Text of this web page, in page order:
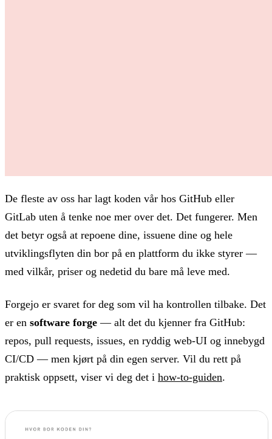
De fleste av oss har lagt koden vår hos GitHub eller
GitLab uten å tenke noe mer over det. Det fungerer. Men
det betyr også at repoene dine, issuene dine og hele
utviklingsflyten din bor på en plattform du ikke styrer —
med vilkår, priser og nedetid du bare må leve med.
Forgejo er svaret for deg som vil ha kontrollen tilbake. Det
er en software forge — alt det du kjenner fra GitHub:
repos, pull requests, issues, en ryddig web-UI og innebygd
CI/CD — men kjørt på din egen server. Vil du rett på
praktisk oppsett, viser vi deg det i how-to-guiden.